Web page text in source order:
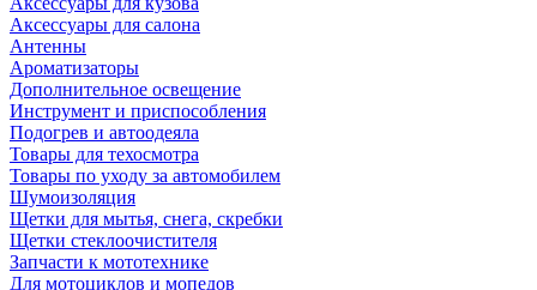
Аксессуары для салона
Антенны
Ароматизаторы
Дополнительное освещение
Инструмент и приспособления
Подогрев и автоодеяла
Товары для техосмотра
Товары по уходу за автомобилем
Шумоизоляция
Щетки для мытья, снега, скребки
Щетки стеклоочистителя
Запчасти к мототехнике
Для мотоциклов и мопедов